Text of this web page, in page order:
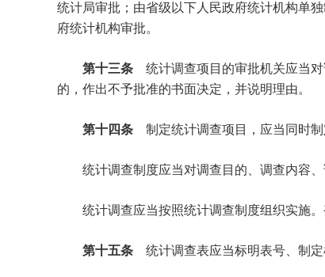
统计局审批；由省级以下人民政府统计机构单
府统计机构审批。
第十三条 统计调查项目的审批机关应当
的，作出不予批准的书面决定，并说明理由。
第十四条 制定统计调查项目，应当同时
统计调查制度应当对调查目的、调查内容、
统计调查应当按照统计调查制度组织实施。
第十五条 统计调查表应当标明表号、制